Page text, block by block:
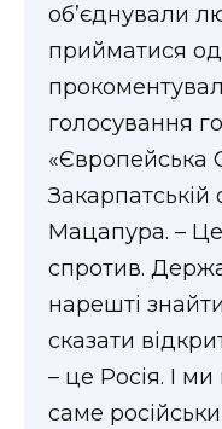
ВІДЕО
об’єднували
прийматися
голосування
«Європейська
Закарпатській
Мацапура. –
спротив.
нарешті
сказати
– це Росія. І
саме